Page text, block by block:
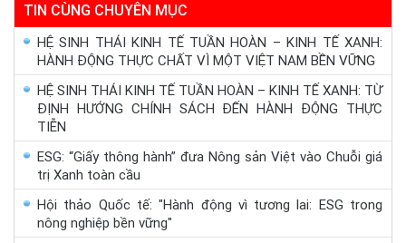
TIN CÙNG CHUYÊN MỤC
HỆ SINH THÁI KINH TẾ TUẦN HOÀN – KINH TẾ XANH:
HÀNH ĐỘNG THỰC CHẤT VÌ MỘT VIỆT NAM BỀN VỮNG
HỆ SINH THÁI KINH TẾ TUẦN HOÀN – KINH TẾ XANH: TỪ
ĐỊNH HƯỚNG CHÍNH SÁCH ĐẾN HÀNH ĐỘNG THỰC
TIỄN
ESG: “Giấy thông hành” đưa Nông sản Việt vào Chuỗi giá
trị Xanh toàn cầu
Hội thảo Quốc tế: "Hành động vì tương lai: ESG trong
nông nghiệp bền vững"